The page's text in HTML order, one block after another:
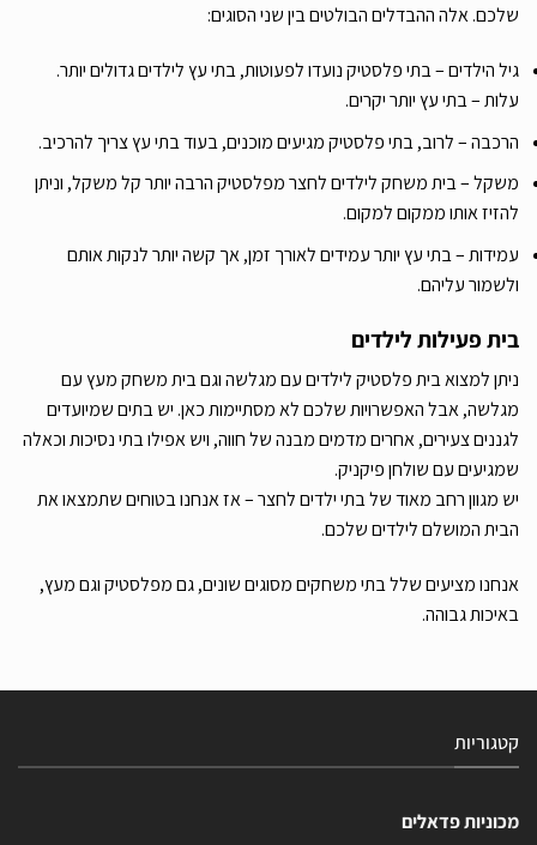
שלכם. אלה ההבדלים הבולטים בין שני הסוגים:
גיל הילדים – בתי פלסטיק נועדו לפעוטות, בתי עץ לילדים גדולים יותר.
עלות – בתי עץ יותר יקרים.
הרכבה – לרוב, בתי פלסטיק מגיעים מוכנים, בעוד בתי עץ צריך להרכיב.
משקל – בית משחק לילדים לחצר מפלסטיק הרבה יותר קל משקל, וניתן
להזיז אותו ממקום למקום.
עמידות – בתי עץ יותר עמידים לאורך זמן, אך קשה יותר לנקות אותם
ולשמור עליהם.
בית פעילות לילדים
ניתן למצוא בית פלסטיק לילדים עם מגלשה וגם בית משחק מעץ עם
מגלשה, אבל האפשרויות שלכם לא מסתיימות כאן. יש בתים שמיועדים
לגננים צעירים, אחרים מדמים מבנה של חווה, ויש אפילו בתי נסיכות וכאלה
שמגיעים עם שולחן פיקניק.
יש מגוון רחב מאוד של בתי ילדים לחצר – אז אנחנו בטוחים שתמצאו את
הבית המושלם לילדים שלכם.
אנחנו מציעים שלל בתי משחקים מסוגים שונים, גם מפלסטיק וגם מעץ,
באיכות גבוהה.
קטגוריות
מכוניות פדאלים